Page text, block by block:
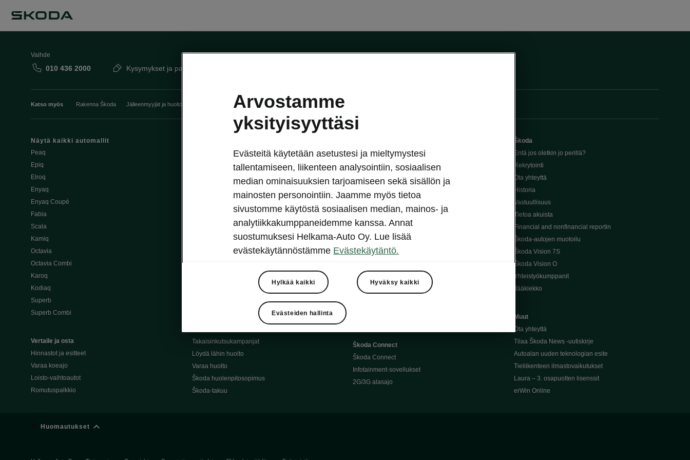
Vaihde
010 436 2000 Kysymykset ja palaute
Katso myös Rakenna Škoda Jälleenmyyjät ja huolto Heti vapaat Škoda-mallit Käyttöohjeet Škoda Shop
Näytä kaikki automallit
Peaq
Epiq
Elroq
Enyaq
Enyaq Coupé
Fabia
Scala
Kamiq
Octavia
Octavia Combi
Karoq
Kodiaq
Superb
Superb Combi
Vertaile ja osta
Hinnastot ja esitteet
Varaa koeajo
Loisto-vaihtoautot
Romutuspalkkio
Osta Škoda verkossa
Škoda Yksityisleasing
Škodan Vakuutus
Škoda 4×4 -mallit
Škoda-katumaasturimallit
Alkuperäiset Škoda-varaosat
Alkuperäiset Škoda-moottoriöljyt
Takaisinkutsukampanjat
Löydä lähin huolto
Varaa huolto
Škoda huolenpitosopimus
Škoda-takuu
Avustinjärjestelmät
Sähköautot ja hybridit
Sähköautot ja hybridit
Ladattavat hybridit
Vinkkejä sähköautoiluun
Ajoakku ja turvallisuus
Ohjelmiston päivitys
Kotilataus
Latauspisteet kartalla
Škoda Connect
Škoda Connect
Infotainment-sovellukset
2G/3G alasajo
Škoda
Entä jos oletkin jo perillä?
Rekrytointi
Ota yhteyttä
Historia
Vastuullisuus
Tietoa akuista
Financial and nonfinancial reportin
Škoda-autojen muotoilu
Škoda Vision 7S
Škoda Vision O
Yhteistyökumppanit
Jääkiekko
Muut
Ota yhteyttä
Tilaa Škoda News -uutiskirje
Autoalan uuden teknologian esite
Tieliikenteen ilmastovaikutukset
Laura – 3. osapuolten lisenssit
erWin Online
Huomautukset
Arvostamme
yksityisyyttäsi
Evästeitä käytetään asetustesi ja mieltymystesi
tallentamiseen, liikenteen analysointiin, sosiaalisen
median ominaisuuksien tarjoamiseen sekä sisällön ja
mainosten personointiin. Jaamme myös tietoa
sivustomme käytöstä sosiaalisen median, mainos- ja
analytiikkakumppaneidemme kanssa. Annat
suostumuksesi Helkama-Auto Oy. Lue lisää
evästekäytännöstämme Evästekäytäntö.
Hylkää kaikki Hyväksy kaikki
Evästeiden hallinta